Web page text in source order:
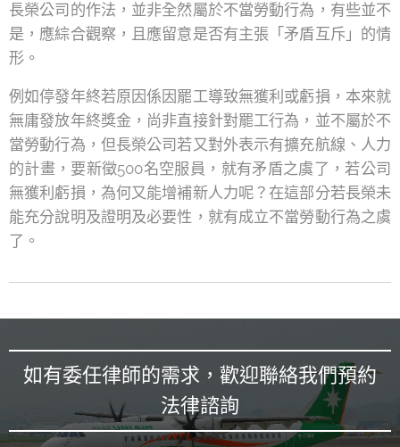
長榮公司的作法，並非全然屬於不當勞動行為，有些並不
是，應綜合觀察，且應留意是否有主張「矛盾互斥」的情
形。
例如停發年終若原因係因罷工導致無獲利或虧損，本來就
無庸發放年終獎金，尚非直接針對罷工行為，並不屬於不
當勞動行為，但長榮公司若又對外表示有擴充航線、人力
的計畫，要新徵500名空服員，就有矛盾之虞了，若公司
無獲利虧損，為何又能增補新人力呢？在這部分若長榮未
能充分說明及證明及必要性，就有成立不當勞動行為之虞
了。
如有委任律師的需求，歡迎聯絡我們預約
法律諮詢